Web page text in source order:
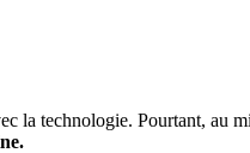
la technologie. Pourtant, au